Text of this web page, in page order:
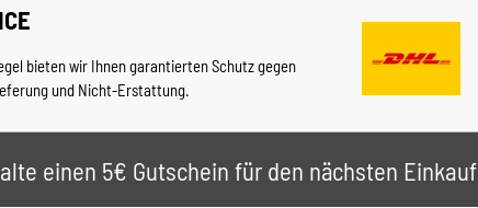
bieten wir Ihnen garantierten Schutz gegen
und Nicht-Erstattung.
einen 5€ Gutschein für den nächsten Einkauf